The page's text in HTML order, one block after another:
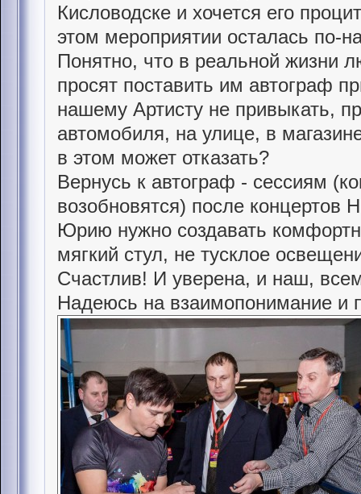
Кисловодске и хочется его
этом мероприятии осталась по-
Понятно, что в реальной жизни
просят поставить им автограф
нашему Артисту не привыкать,
автомобиля, на улице, в
в этом может отказать?
Вернусь к автограф - сессиям
возобновятся) после концертов
Юрию нужно создавать
мягкий стул, не тусклое
Счастлив! И уверена, и наш,
Надеюсь на взаимопонимание и